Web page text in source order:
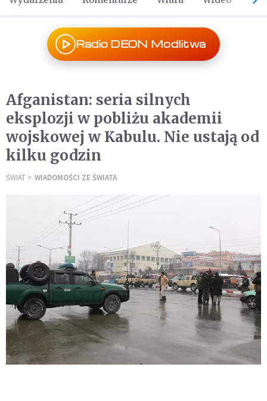
Radio DEON Modlitwa
Afganistan: seria silnych
eksplozji w pobliżu akademii
wojskowej w Kabulu. Nie ustają od
kilku godzin
ŚWIAT WIADOMOŚCI ZE ŚWIATA